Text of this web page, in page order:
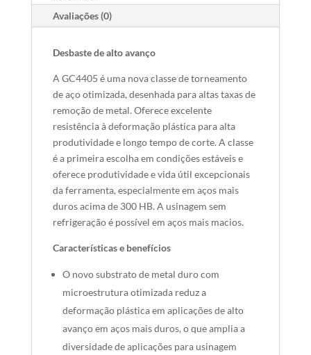
Avaliações (0)
Desbaste de alto avanço
A GC4405 é uma nova classe de torneamento
de aço otimizada, desenhada para altas taxas de
remoção de metal. Oferece excelente
resistência à deformação plástica para alta
produtividade e longo tempo de corte. A classe
é a primeira escolha em condições estáveis e
oferece produtividade e vida útil excepcionais
da ferramenta, especialmente em aços mais
duros acima de 300 HB. A usinagem sem
refrigeração é possível em aços mais macios.
Características e benefícios
O novo substrato de metal duro com
microestrutura otimizada reduz a
deformação plástica em aplicações de alto
avanço em aços mais duros, o que amplia a
diversidade de aplicações para usinagem